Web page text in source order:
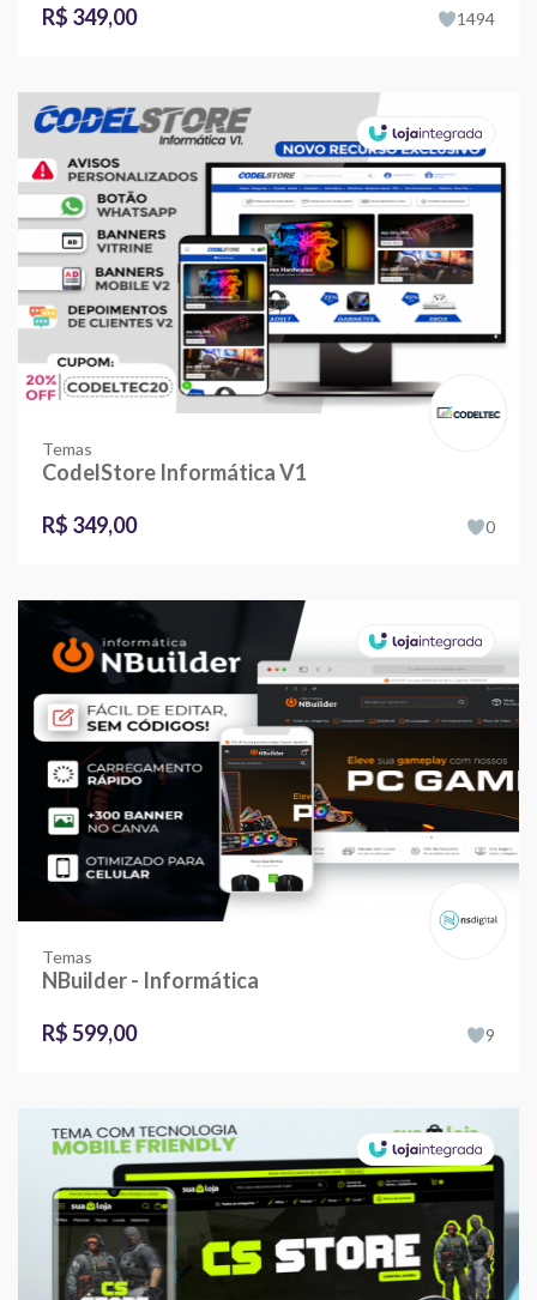
R$ 349,00
1494
Temas
CodelStore Informática V1
R$ 349,00
0
Temas
NBuilder - Informática
R$ 599,00
9